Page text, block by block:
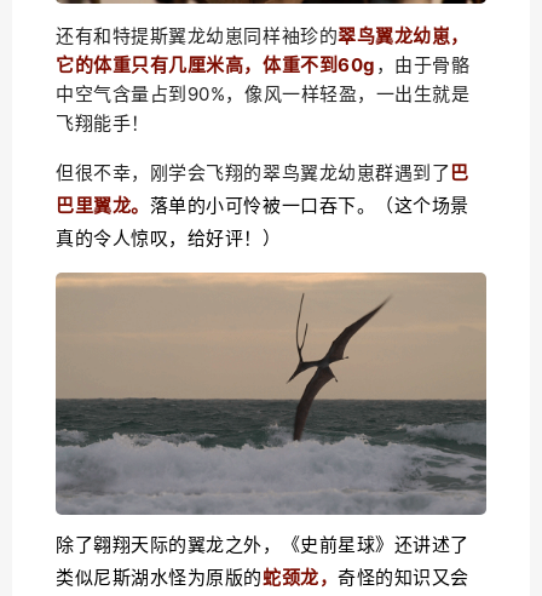
还有和特提斯翼龙幼崽同样袖珍的翠鸟翼龙幼崽，
它的体重只有几厘米高，体重不到60g ，由于骨骼
中空气含量占到90%，像风一样轻盈，一出生就是
飞翔能手！
但很不幸，刚学会飞翔的翠鸟翼龙幼崽群遇到了 巴
巴里翼龙。 落单的小可怜被一口吞下。
（这个场景
真的令人惊叹，给好评！）
除了翱翔天际的翼龙之外，《史前星球》还讲述了
类似尼斯湖水怪为原版的蛇颈龙，奇怪的知识又会